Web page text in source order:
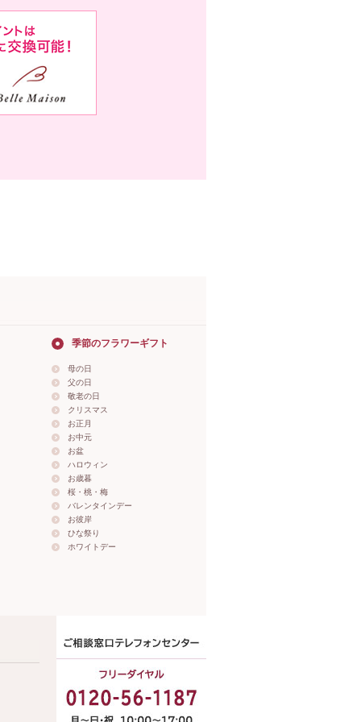
季節のフラワーギフト
母の日
父の日
敬老の日
クリスマス
お正月
お中元
お盆
ハロウィン
お歳暮
桜・桃・梅
バレンタインデー
お彼岸
ひな祭り
ホワイトデー